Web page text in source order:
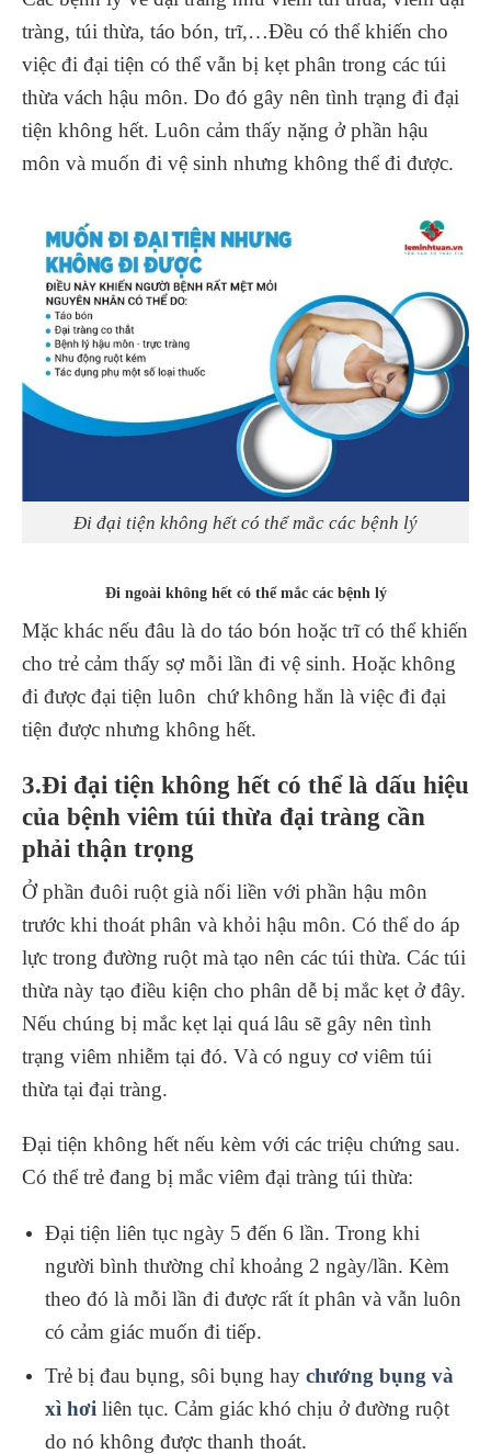
tràng, túi thừa, táo bón, trĩ,…Đều có thể khiến cho
việc đi đại tiện có thể vẫn bị kẹt phân trong các túi
thừa vách hậu môn. Do đó gây nên tình trạng đi đại
tiện không hết. Luôn cảm thấy nặng ở phần hậu
môn và muốn đi vệ sinh nhưng không thể đi được.
Đi đại tiện không hết có thể mắc các bệnh lý
Đi ngoài không hết có thể mắc các bệnh lý
Mặc khác nếu đâu là do táo bón hoặc trĩ có thể khiến
cho trẻ cảm thấy sợ mỗi lần đi vệ sinh. Hoặc không
đi được đại tiện luôn chứ không hẳn là việc đi đại
tiện được nhưng không hết.
3.Đi đại tiện không hết có thể là dấu hiệu
của bệnh viêm túi thừa đại tràng cần
phải thận trọng
Ở phần đuôi ruột già nối liền với phần hậu môn
trước khi thoát phân và khỏi hậu môn. Có thể do áp
lực trong đường ruột mà tạo nên các túi thừa. Các túi
thừa này tạo điều kiện cho phân dễ bị mắc kẹt ở đây.
Nếu chúng bị mắc kẹt lại quá lâu sẽ gây nên tình
trạng viêm nhiễm tại đó. Và có nguy cơ viêm túi
thừa tại đại tràng.
Đại tiện không hết nếu kèm với các triệu chứng sau.
Có thể trẻ đang bị mắc viêm đại tràng túi thừa:
Đại tiện liên tục ngày 5 đến 6 lần. Trong khi
người bình thường chỉ khoảng 2 ngày/lần. Kèm
theo đó là mỗi lần đi được rất ít phân và vẫn luôn
có cảm giác muốn đi tiếp.
Trẻ bị đau bụng, sôi bụng hay chướng bụng và
xì hơi liên tục. Cảm giác khó chịu ở đường ruột
do nó không được thanh thoát.